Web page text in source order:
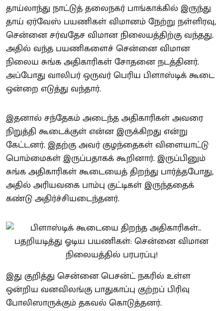
தாய்லாந்து நாட்டுத் தலைநகர் பாங்காக்கில் இருந்து
தாய் ஏர்வேஸ் பயணிகள் விமானம் நேற்று நள்ளிரவு,
சென்னை சர்வதேச விமான நிலையத்திற்கு வந்தது.
அதில் வந்த பயணிகளைச் சென்னை விமான
நிலைய சுங்க அதிகாரிகள் சோதனை நடத்தினர்.
அப்போது வாலிபர் ஒருவர் பெரிய பிளாஸ்டிக் கூடை
ஒன்றை எடுத்து வந்தார்.
இதனால் சந்தேகம் அடைந்த அதிகாரிகள் அவரை
நிறுத்தி கூடைக்குள் என்ன இருக்கிறது என்று
கேட்டனர். இதற்கு அவர் குழந்தைகள் விளையாட்டு
பொம்மைகள் இருப்பதாகக் கூறினார். இருப்பினும்
சுங்க அதிகாரிகள் கூடையைத் திறந்து பார்த்தபோது,
அதில் அரியவகை பாம்பு குட்டிகள் இருந்ததைக்
கண்டு அதிர்ச்சியடைந்தனர்.
இது குறித்து சென்னை பெசன்ட் நகரில் உள்ள
ஒன்றிய வனவிலங்கு பாதுகாப்பு குற்றப் பிரிவு
போலிஸாருக்கும் தகவல் கொடுத்தனர்.